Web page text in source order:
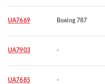
UA7669 Boeing 787
UA7903 -
UA7685 -